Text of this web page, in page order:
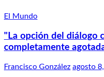
El Mundo
"La opción del diálogo
completamente
Francisco González agosto